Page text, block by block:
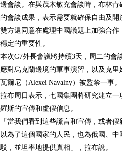
邊會談。在與茂木敏充會談時，布林肯
的會談成果，表示需要就確保自由及開
雙方還同意在處理中國議題上加強合
穩定的重要性。
本次G7外長會議將持續3天，周二的會
應對烏克蘭邊境的軍事演習，以及克里
瓦爾尼（Alexei Navalny）被監禁一事。
拉布周日表示，七國集團將研究建立
羅斯的宣傳和虛假信息。
「當我們看到這些謊言和宣傳，或者
以為了這個國家的人民，也為俄國、
駁，並坦率地提供真相」，拉布說。